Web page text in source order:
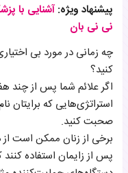
پیشنهاد ویژه: آشنایی با
نی نی بان
چه زمانی در مورد بی
کنید؟
اگر علائم شما پس از چند
استراتژی‌هایی که برایتان
صحبت کنید.
برخی از زنان ممکن است از
پس از زایمان استفاده